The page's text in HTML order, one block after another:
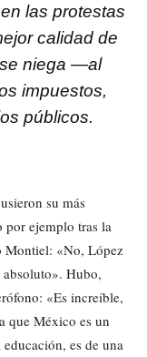
las protestas
calidad de
niega —al
impuestos,
públicos.
su más
por ejemplo tras la
Montiel: «No, López
absoluto». Hubo,
«Es increíble,
que México es un
es de una